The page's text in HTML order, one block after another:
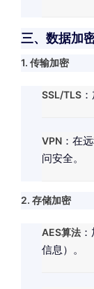
三、数据加
1. 传输加密
SSL/TLS
VPN ：在
问安全。
2. 存储加密
AES算法
信息）。